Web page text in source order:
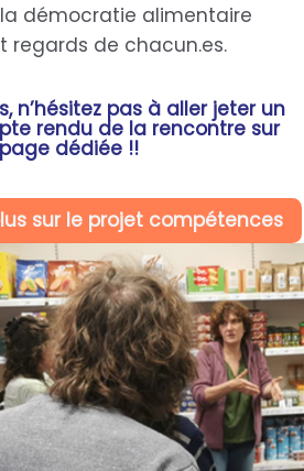
démocratie alimentaire
regards de chacun.es.
n’hésitez pas à aller jeter un
rendu de la rencontre sur
dédiée !!
sur le projet compétences